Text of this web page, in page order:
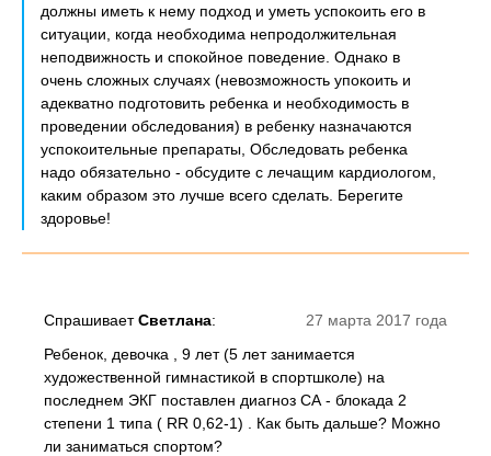
должны иметь к нему подход и уметь успокоить его в
ситуации, когда необходима непродолжительная
неподвижность и спокойное поведение. Однако в
очень сложных случаях (невозможность упокоить и
адекватно подготовить ребенка и необходимость в
проведении обследования) в ребенку назначаются
успокоительные препараты, Обследовать ребенка
надо обязательно - обсудите с лечащим кардиологом,
каким образом это лучше всего сделать. Берегите
здоровье!
27 марта 2017 года
СпрашиваетСветлана:
Ребенок, девочка , 9 лет (5 лет занимается
художественной гимнастикой в спортшколе) на
последнем ЭКГ поставлен диагноз СА - блокада 2
степени 1 типа ( RR 0,62-1) . Как быть дальше? Можно
ли заниматься спортом?